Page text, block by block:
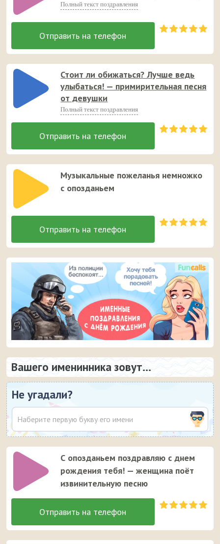
Полный текст поздравления
Стоит ли обижаться? Лучше ведь
улыбаться! — примирительная песня
от девушки
Полный текст поздравления
Музыкальные пожеланья немножко
с опозданьем
Вашего именинника зовут...
Не угадали?
С опозданьем поздравляю с днем
рождения тебя! — женщина поёт
извинительную песню